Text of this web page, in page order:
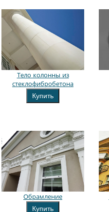
Тело колонны из
стеклофибробетона
Купить
Обрамление
Купить